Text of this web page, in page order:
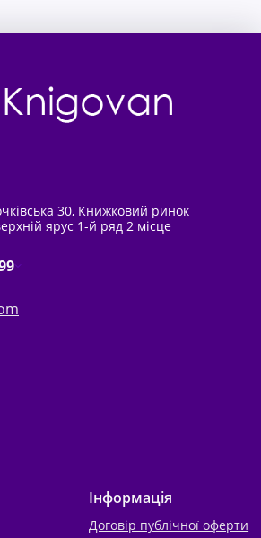
30, Книжковий ринок
ярус 1-й ряд 2 місце
Інформація
Договір публічної оферти